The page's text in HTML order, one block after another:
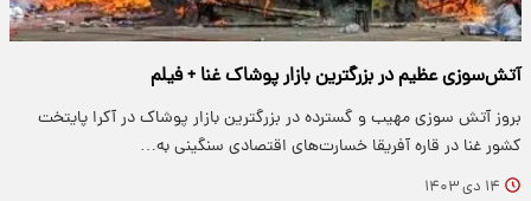
آتش‌سوزی عظیم در بزرگترین بازار پوشاک غنا + فیلم
بروز آتش سوزی مهیب و گسترده در بزرگترین بازار پوشاک در آکرا پایتخت
کشور غنا در قاره آفریقا خسارت‌های اقتصادی سنگینی به…
۱۴ دی ۱۴۰۳